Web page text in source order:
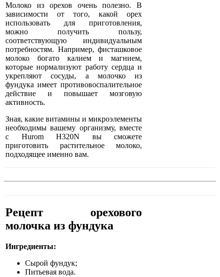
Молоко из орехов очень полезно. В
зависимости от того, какой орех
использовать для приготовления,
можно получить пользу,
соответствующую индивидуальным
потребностям. Например, фисташковое
молоко богато калием и магнием,
которые нормализуют работу сердца и
укрепляют сосуды, а молочко из
фундука имеет противовоспалительное
действие и повышает мозговую
активность.
Зная, какие витамины и микроэлементы
необходимы вашему организму, вместе
с Hurom H320N вы сможете
приготовить растительное молоко,
подходящее именно вам.
Рецепт орехового
молочка из фундука
Ингредиенты:
Сырой фундук;
Питьевая вода.